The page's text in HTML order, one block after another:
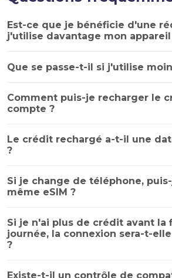
Est-ce que je bénéficie d'une
j'utilise davantage mon appareil
Que se passe-t-il si j'utilise
Comment puis-je recharger le
compte ?
Le crédit rechargé a-t-il une
?
Si je change de téléphone,
même eSIM ?
Si je n'ai plus de crédit avant la
journée, la connexion sera-t-
?
Existe-t-il un contrôle de